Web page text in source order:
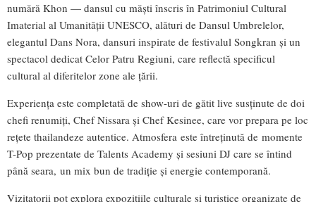
numără Khon — dansul cu măști înscris în Patrimoniul Cultural
Imaterial al Umanității UNESCO, alături de Dansul Umbrelelor,
elegantul Dans Nora, dansuri inspirate de festivalul Songkran și un
spectacol dedicat Celor Patru Regiuni, care reflectă specificul
cultural al diferitelor zone ale țării.
Experiența este completată de show-uri de gătit live susținute de doi
chefi renumiți, Chef Nissara și Chef Kesinee, care vor prepara pe loc
rețete thailandeze autentice. Atmosfera este întreținută de momente
T-Pop prezentate de Talents Academy și sesiuni DJ care se întind
până seara, un mix bun de tradiție și energie contemporană.
Vizitatorii pot explora expozițiile culturale și turistice organizate de